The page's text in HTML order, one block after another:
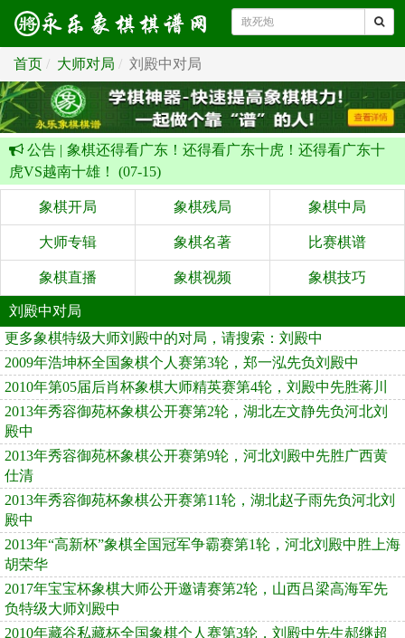
首页 大师对局 刘殿中对局
公告 | 象棋还得看广东！还得看广东十虎！还得看广东十
虎VS越南十雄！ (07-15)
象棋开局 象棋残局 象棋中局
大师专辑 象棋名著 比赛棋谱
象棋直播 象棋视频 象棋技巧
刘殿中对局
更多象棋特级大师刘殿中的对局，请搜索：刘殿中
2009年浩坤杯全国象棋个人赛第3轮，郑一泓先负刘殿中
2010年第05届后肖杯象棋大师精英赛第4轮，刘殿中先胜蒋川
2013年秀容御苑杯象棋公开赛第2轮，湖北左文静先负河北刘
殿中
2013年秀容御苑杯象棋公开赛第9轮，河北刘殿中先胜广西黄
仕清
2013年秀容御苑杯象棋公开赛第11轮，湖北赵子雨先负河北刘
殿中
2013年“高新杯”象棋全国冠军争霸赛第1轮，河北刘殿中胜上海
胡荣华
2017年宝宝杯象棋大师公开邀请赛第2轮，山西吕梁高海军先
负特级大师刘殿中
2010年藏谷私藏杯全国象棋个人赛第3轮，刘殿中先生郝继超